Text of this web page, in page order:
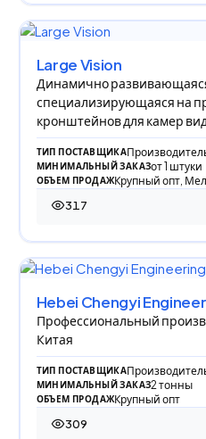
Large Vision
Динамично
специализирующаяся на
кронштейнов для камер
флагштоков и прочих
ТИП ПОСТАВЩИКА
МИНИМАЛЬНЫЙ ЗАКАЗот 1 штуки
ОБЪЕМ ПРОДАЖКрупный опт,
317
317 просмотров
Hebei Chengyi
Профессиональный
Китая
ТИП ПОСТАВЩИКА
МИНИМАЛЬНЫЙ ЗАКАЗ2 тонны
ОБЪЕМ ПРОДАЖКрупный опт
309
309 просмотров